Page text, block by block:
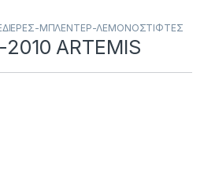
ΜΠΛΕΝΤΕΡ-ΛΕΜΟΝΟΣΤΙΦΤΕΣ
ARTEMIS